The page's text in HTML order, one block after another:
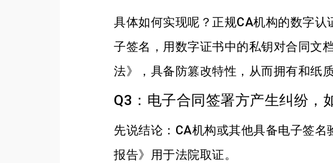
具体如何实现呢？正规CA机构的数字
子签名，用数字证书中的私钥对合同文
法》，具备防篡改特性，从而拥有和纸
Q3：电子合同签署方产生纠纷，
先说结论：CA机构或其他具备电子签
报告》用于法院取证。